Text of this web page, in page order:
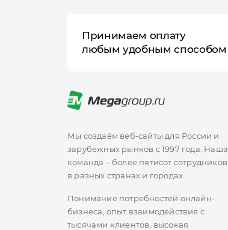
Принимаем оплату
любым удобным способом
Мы создаём веб-сайты для России и
зарубежных рынков с 1997 года. Наша
команда – более пятисот сотрудников
в разных странах и городах.
Понимание потребностей онлайн-
бизнеса, опыт взаимодействия с
тысячами клиентов, высокая